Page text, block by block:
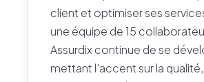
client et optimiser ses
une équipe de 15
Assurdix continue de se
mettant l'accent sur la